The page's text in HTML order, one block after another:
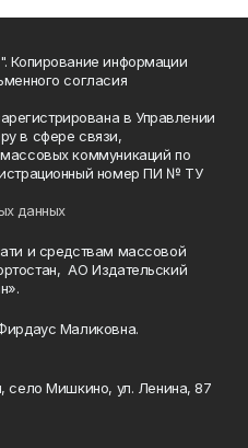
Копирование информации
согласия
в Управлении
в сфере связи,
коммуникаций по
номер ПИ № ТУ
данных
и средствам массовой
АО Издательский
Маликовна.
село Мишкино, ул. Ленина, 87